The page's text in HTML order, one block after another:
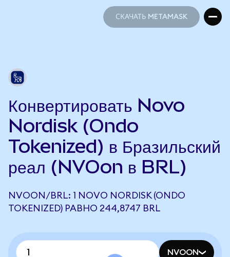
СКАЧАТЬ METAMASK
Конвертировать Novo
Nordisk (Ondo
Tokenized) в Бразильский
реал (NVOon в BRL)
NVOON/BRL: 1 NOVO NORDISK (ONDO
TOKENIZED) РАВНО 244,8747 BRL
NVOON